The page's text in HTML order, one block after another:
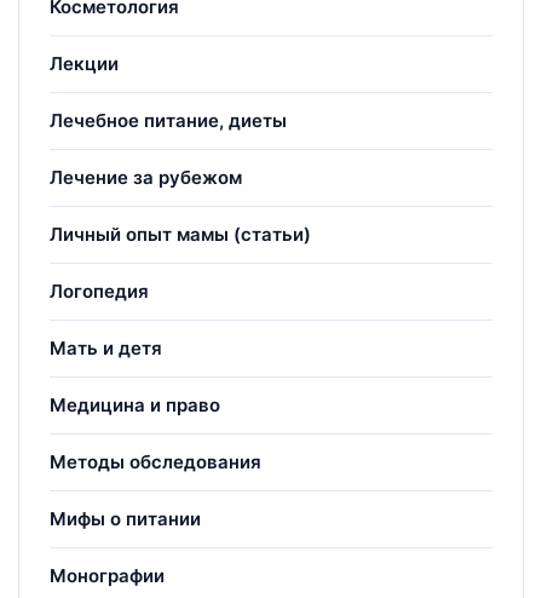
Косметология
Лекции
Лечебное питание, диеты
Лечение за рубежом
Личный опыт мамы (статьи)
Логопедия
Мать и детя
Медицина и право
Методы обследования
Мифы о питании
Монографии